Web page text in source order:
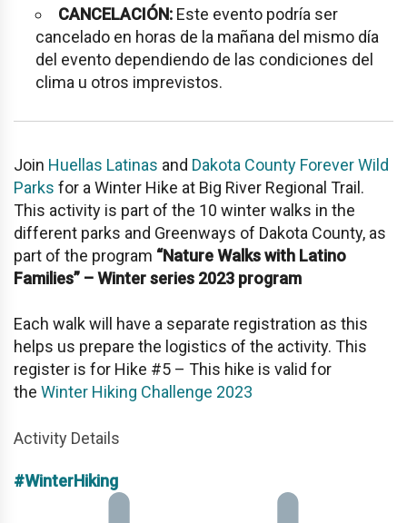
CANCELACIÓN: Este evento podría ser
cancelado en horas de la mañana del mismo día
del evento dependiendo de las condiciones del
clima u otros imprevistos.
Join Huellas Latinas and Dakota County Forever Wild
Parks for a Winter Hike at Big River Regional Trail .
This activity is part of the 10 winter walks in the
different parks and Greenways of Dakota County, as
part of the program “Nature Walks with Latino
Families” – Winter series 2023 program
Each walk will have a separate registration as this
helps us prepare the logistics of the activity. This
register is for Hike #5 – This hike is valid for
the Winter Hiking Challenge 2023
Activity Details
#WinterHiking